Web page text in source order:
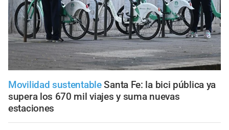
Movilidad sustentable Santa Fe: la bici pública ya
supera los 670 mil viajes y suma nuevas
estaciones